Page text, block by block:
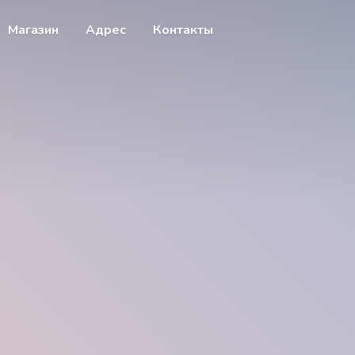
Магазин Адрес Контакты